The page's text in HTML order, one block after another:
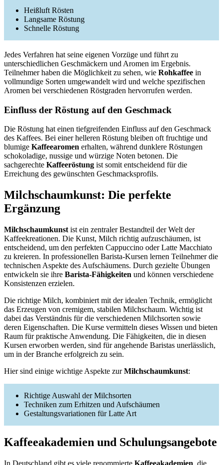
Heißluft Rösten
Langsame Röstung
Schnelle Röstung
Jedes Verfahren hat seine eigenen Vorzüge und führt zu
unterschiedlichen Geschmäckern und Aromen im Ergebnis.
Teilnehmer haben die Möglichkeit zu sehen, wie Rohkaffee in
vollmundige Sorten umgewandelt wird und welche spezifischen
Aromen bei verschiedenen Röstgraden hervorrufen werden.
Einfluss der Röstung auf den Geschmack
Die Röstung hat einen tiefgreifenden Einfluss auf den Geschmack
des Kaffees. Bei einer helleren Röstung bleiben oft fruchtige und
blumige Kaffeearomen erhalten, während dunklere Röstungen
schokoladige, nussige und würzige Noten betonen. Die
sachgerechte Kaffeeröstung ist somit entscheidend für die
Erreichung des gewünschten Geschmacksprofils.
Milchschaumkunst: Die perfekte
Ergänzung
Milchschaumkunst ist ein zentraler Bestandteil der Welt der
Kaffeekreationen. Die Kunst, Milch richtig aufzuschäumen, ist
entscheidend, um den perfekten Cappuccino oder Latte Macchiato
zu kreieren. In professionellen Barista-Kursen lernen Teilnehmer die
technischen Aspekte des Aufschäumens. Durch gezielte Übungen
entwickeln sie ihre Barista-Fähigkeiten und können verschiedene
Konsistenzen erzielen.
Die richtige Milch, kombiniert mit der idealen Technik, ermöglicht
das Erzeugen von cremigem, stabilen Milchschaum. Wichtig ist
dabei das Verständnis für die verschiedenen Milchsorten sowie
deren Eigenschaften. Die Kurse vermitteln dieses Wissen und bieten
Raum für praktische Anwendung. Die Fähigkeiten, die in diesen
Kursen erworben werden, sind für angehende Baristas unerlässlich,
um in der Branche erfolgreich zu sein.
Hier sind einige wichtige Aspekte zurMilchschaumkunst:
Richtige Auswahl der Milchsorten
Techniken zum Erhitzen und Aufschäumen
Gestaltungsvariationen für Latte Art
Kaffeeakademien und Schulungsangebote
In Deutschland gibt es viele renommierte Kaffeeakademien , die